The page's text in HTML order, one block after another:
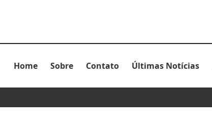
Home Sobre Contato Últimas Notícias